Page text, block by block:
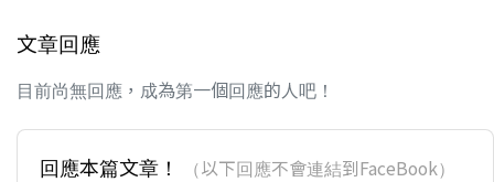
文章回應
目前尚無回應，成為第一個回應的人吧！
回應本篇文章！
（以下回應不會連結到FaceBook）